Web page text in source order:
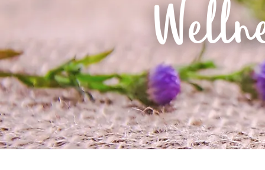
Hamburg das ganze Jahr
Hamburg für...
Infos & Mobilität
Hamburg
Rundfahrten
Radfahren
Routen &
Historisches
Grüne